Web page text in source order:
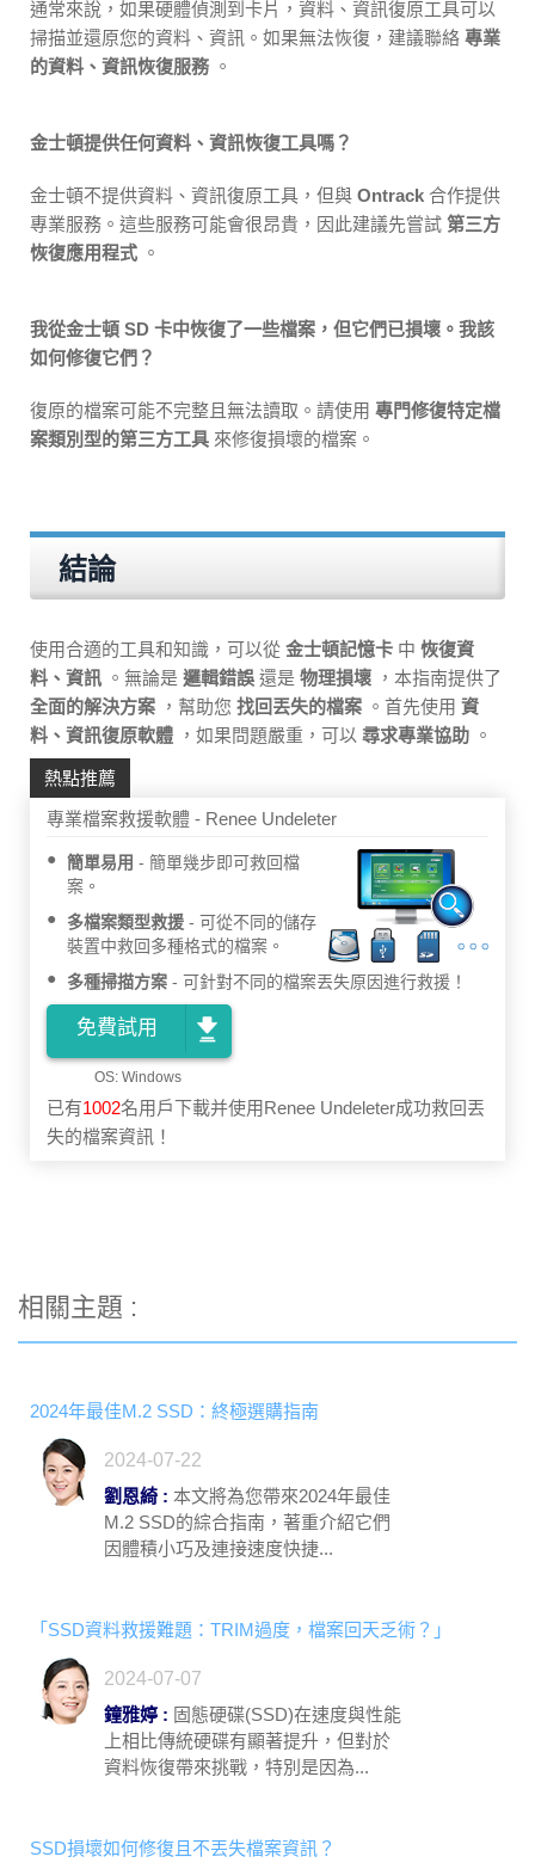
通常來說，如果硬體偵測到卡片，資料、資訊復原工具可以
掃描並還原您的資料、資訊。如果無法恢復，建議聯絡 專業
的資料、資訊恢復服務。
金士頓提供任何資料、資訊恢復工具嗎？
金士頓不提供資料、資訊復原工具，但與 Ontrack 合作提供
專業服務。這些服務可能會很昂貴，因此建議先嘗試 第三方
恢復應用程式 。
我從金士頓 SD 卡中恢復了一些檔案，但它們已損壞。我該
如何修復它們？
復原的檔案可能不完整且無法讀取。請使用 專門修復特定檔
案類別型的第三方工具 來修復損壞的檔案。
結論
使用合適的工具和知識，可以從 金士頓記憶卡 中 恢復資
料、資訊 。無論是 邏輯錯誤 還是 物理損壞 ，本指南提供了
全面的解決方案 ，幫助您 找回丟失的檔案 。首先使用 資
料、資訊復原軟體 ，如果問題嚴重，可以 尋求專業協助 。
熱點推薦
專業檔案救援軟體 - Renee Undeleter
簡單易用
簡單幾步即可救回檔
案。
多檔案類型救援
可從不同的儲存
裝置中救回多種格式的檔案。
多種掃描方案
可針對不同的檔案丟失原因進行救援！
免費試用
已有1002名用戶下載并使用Renee Undeleter成功救回丟
失的檔案資訊！
相關主題 :
2024年最佳M.2 SSD：終極選購指南
2024-07-22
劉恩綺 : 本文將為您帶來2024年最佳
M.2 SSD的綜合指南，著重介紹它們
因體積小巧及連接速度快捷...
「SSD資料救援難題：TRIM過度，檔案回天乏術？」
2024-07-07
鐘雅婷 : 固態硬碟(SSD)在速度與性能
上相比傳統硬碟有顯著提升，但對於
資料恢復帶來挑戰，特別是因為...
SSD損壞如何修復且不丟失檔案資訊？